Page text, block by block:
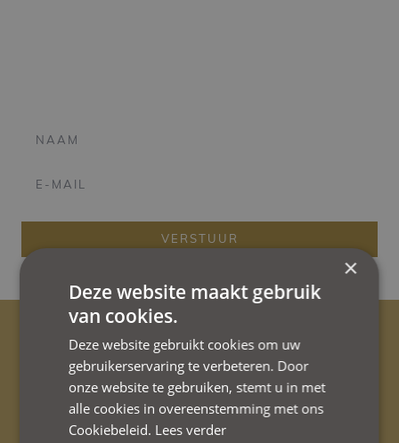
VERSTUUR
Eigen parking
met 4 laadpunten.
×
Deze website maakt gebruik
van cookies.
Deze website gebruikt cookies om uw
gebruikerservaring te verbeteren. Door
onze website te gebruiken, stemt u in met
alle cookies in overeenstemming met ons
Cookiebeleid. Lees verder